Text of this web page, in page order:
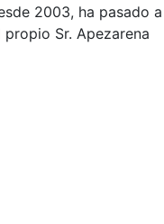
2003, ha pasado a
Sr. Apezarena